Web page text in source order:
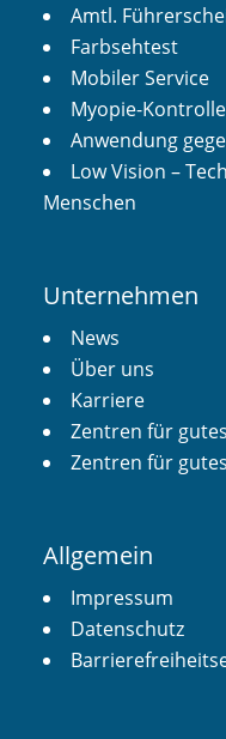
Amtl.
Farbsehtest
Mobiler Service
Myopie-Kontrolle
Anwendung
Low Vision –
Menschen
Unternehmen
News
Über uns
Karriere
Zentren für
Zentren für
Allgemein
Impressum
Datenschutz